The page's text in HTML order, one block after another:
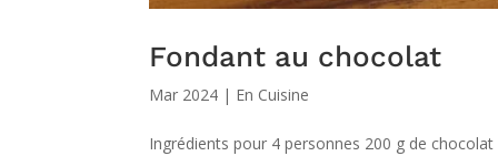
Fondant au chocolat
Mar 2024 | En Cuisine
Ingrédients pour 4 personnes 200 g de